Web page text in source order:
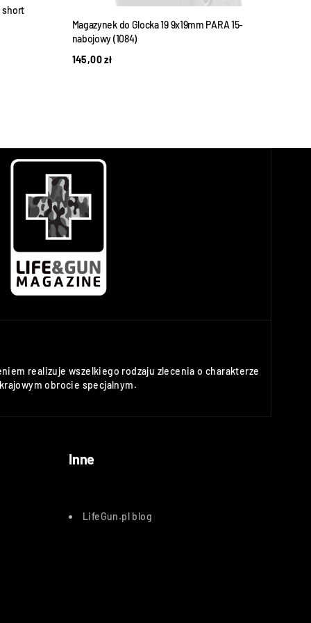
short
Magazynek do Glocka 19 9x19mm PARA 15-
nabojowy (1084)
145,00zł
realizuje wszelkiego rodzaju zlecenia o charakterze
obrocie specjalnym.
Inne
LifeGun.pl blog